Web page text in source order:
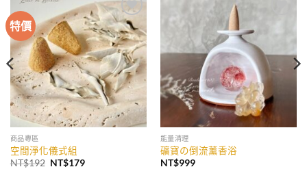
特價
加入
收藏
商品專區
空間淨化儀式組
NT$192 原
NT$179目
收藏
能量清理
礦寶の倒流薰香浴
NT$999